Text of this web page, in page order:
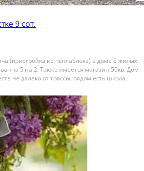
9 сот.
(пристройка из пеплаблока) в доме 6 жилых
5 на 2. Также имеется магазин 50кв. Дом
не далеко от трассы, рядом есть школа,
выключен пишите на .
В черте города; Этажей в доме: 1; Материал